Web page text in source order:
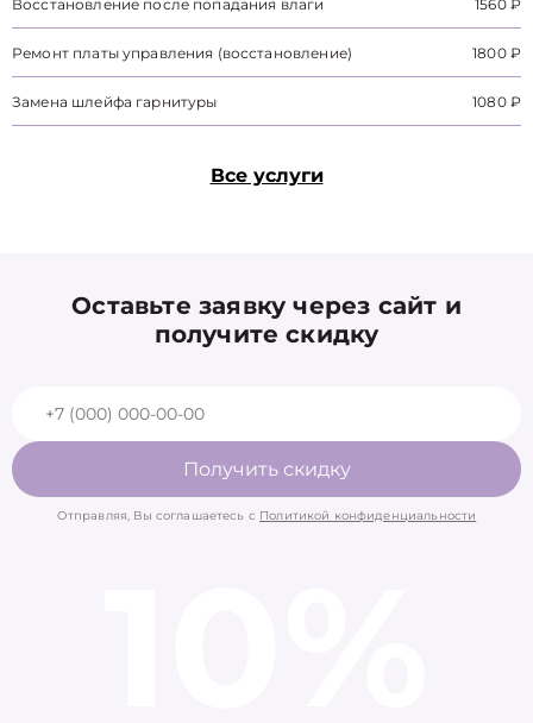
Восстановление после попадания влаги 1560 ₽
Ремонт платы управления (восстановление) 1800 ₽
Замена шлейфа гарнитуры 1080 ₽
Все услуги
Оставьте заявку через сайт и
получите скидку
Получить скидку
Отправляя, Вы соглашаетесь с Политикой конфиденциальности